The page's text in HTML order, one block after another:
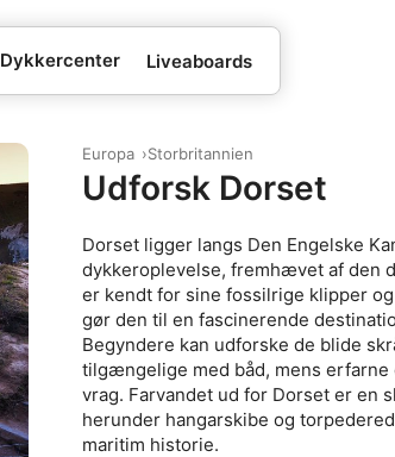
Dykkercenter Liveaboards
Europa Storbritannien
Udforsk Dorset
Dorset ligger langs Den Engelske
dykkeroplevelse, fremhævet af den
er kendt for sine fossilrige klipper
gør den til en fascinerende
Begyndere kan udforske de blide
tilgængelige med båd, mens
vrag. Farvandet ud for Dorset er en
herunder hangarskibe og
maritim historie.